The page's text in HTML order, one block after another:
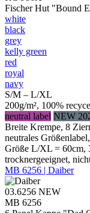
Fischer Hut "Bound
white
black
grey
kelly green
red
royal
navy
S/M – L/XL
200g/m², 100%
neutral label NEW
Breite Krempe, 8
neutrales
Größe L/XL = 60cm,
trocknergeeignet,
MB 6256 | Daiber
03.6256 NEW
MB 6256